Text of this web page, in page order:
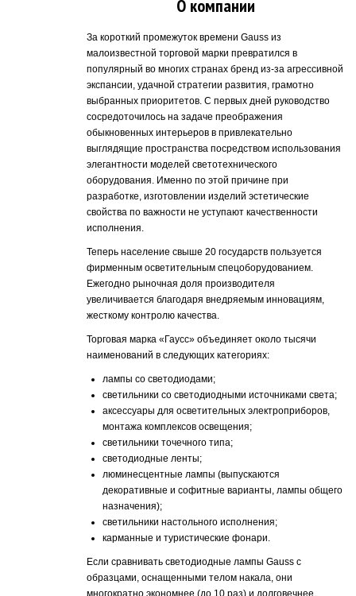
О компании
За короткий промежуток времени Gauss из
малоизвестной торговой марки превратился в
популярный во многих странах бренд из-за агрессивной
экспансии, удачной стратегии развития, грамотно
выбранных приоритетов. С первых дней руководство
сосредоточилось на задаче преображения
обыкновенных интерьеров в привлекательно
выглядящие пространства посредством использования
элегантности моделей светотехнического
оборудования. Именно по этой причине при
разработке, изготовлении изделий эстетические
свойства по важности не уступают качественности
исполнения.
Теперь население свыше 20 государств пользуется
фирменным осветительным спецоборудованием.
Ежегодно рыночная доля производителя
увеличивается благодаря внедряемым инновациям,
жесткому контролю качества.
Торговая марка «Гаусс» объединяет около тысячи
наименований в следующих категориях:
лампы со светодиодами;
светильники со светодиодными источниками света;
аксессуары для осветительных электроприборов,
монтажа комплексов освещения;
светильники точечного типа;
светодиодные ленты;
люминесцентные лампы (выпускаются
декоративные и софитные варианты, лампы общего
назначения);
светильники настольного исполнения;
карманные и туристические фонари.
Если сравнивать светодиодные лампы Gauss с
образцами, оснащенными телом накала, они
многократно экономнее (до 10 раз) и долговечнее.